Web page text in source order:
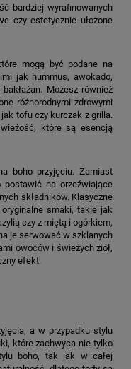
bardziej wyrafinowanych
czy estetycznie ułożone
mogą być podane na
jak hummus, awokado,
Możesz również
różnorodnymi zdrowymi
tofu czy kurczak z grilla.
które są esencją
boho przyjęciu. Zamiast
postawić na orzeźwiające
składników. Klasyczne
oryginalne smaki, takie jak
czy z miętą i ogórkiem,
je serwować w szklanych
owoców i świeżych ziół,
efekt.
a w przypadku stylu
które zachwyca nie tylko
boho, tak jak w całej